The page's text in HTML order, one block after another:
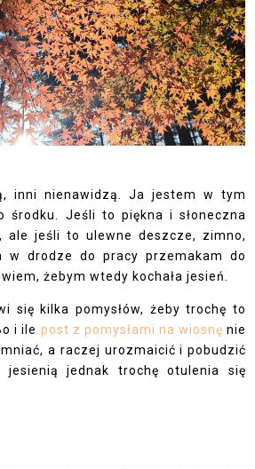
inni nienawidzą. Ja jestem w tym
środku. Jeśli to piękna i słoneczna
ale jeśli to ulewne deszcze, zimno,
drodze do pracy przemakam do
żebym wtedy kochała jesień.
się kilka pomysłów, żeby trochę to
i ile post z pomysłami na wiosnę nie
a raczej urozmaicić i pobudzić
jesienią jednak trochę otulenia się